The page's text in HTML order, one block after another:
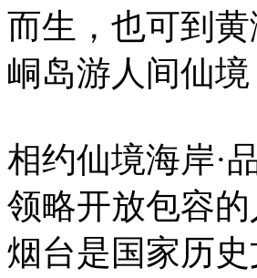
而生，也可到
峒岛游人间仙
相约仙境海岸·
领略开放包容
烟台是国家历